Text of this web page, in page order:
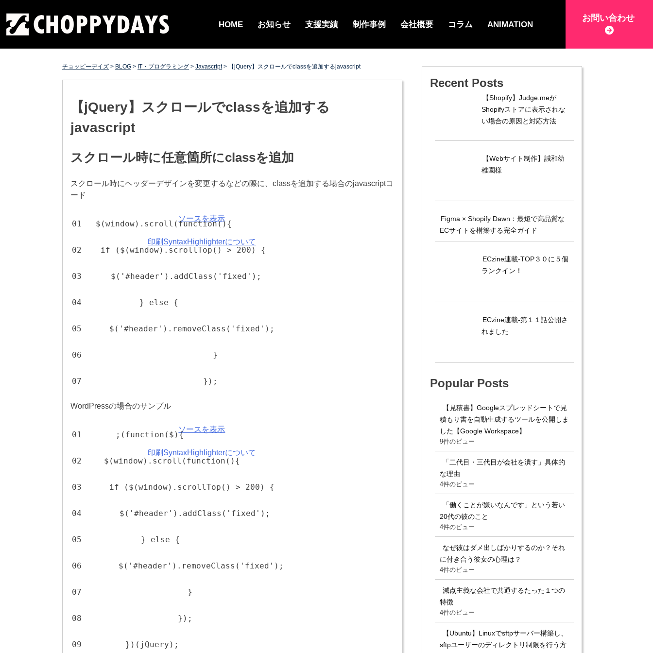
content
チョッピーデイズ
EC事業支援・ゼロから軌道にのせる実績あります・ EC
事業支援・ECサイト立ち上げ・Webマーケティング・
チング チョッピーデイズ ChoppyDays
HOME お知らせ 支援実績 制作事例 会社概要 コラム ANIMATION
お問い合わせ
チョッピーデイズ > BLOG > IT・プログラミング > Javascript> 【jQuery】スクロールでclassを追加するjavascript
【jQuery】スクロールでclassを追加する
javascript
スクロール時に任意箇所にclassを追加
スクロール時にヘッダーデザインを変更するなどの際に、classを追加する場合のjavascriptコ
ード
ソースを表示
印刷 SyntaxHighlighterについて
01 $(window).scroll(function(){
02 if ($(window).scrollTop() > 200) {
03 $('#header').addClass('fixed');
04 } else {
05 $('#header').removeClass('fixed');
06 }
07 });
WordPressの場合のサンプル
ソースを表示
印刷 SyntaxHighlighterについて
01 ;(function($){
02 $(window).scroll(function(){
03 if ($(window).scrollTop() > 200) {
04 $('#header').addClass('fixed');
05 } else {
06 $('#header').removeClass('fixed');
07 }
08 });
09 })(jQuery);
Recent Posts
【Shopify】Judge.meが
Shopifyストアに表示されな
い場合の原因と対応方法
【Webサイト制作】誠和幼
稚園様
Figma × Shopify Dawn：最短で高品質な
ECサイトを構築する完全ガイド
ECzine連載-TOP３０に５個
ランクイン！
ECzine連載-第１１話公開さ
れました
Popular Posts
【見積書】Googleスプレッドシートで見
積もり書を自動生成するツールを公開しま
した【Google Workspace】
9件のビュー
「二代目・三代目が会社を潰す」具体的
な理由
4件のビュー
「働くことが嫌いなんです」という若い
20代の彼のこと
4件のビュー
なぜ彼はダメ出しばかりするのか？それ
に付き合う彼女の心理は？
4件のビュー
減点主義な会社で共通するたった１つの
特徴
4件のビュー
【Ubuntu】Linuxでsftpサーバー構築し、
sftpユーザーのディレクトリ制限を行う方